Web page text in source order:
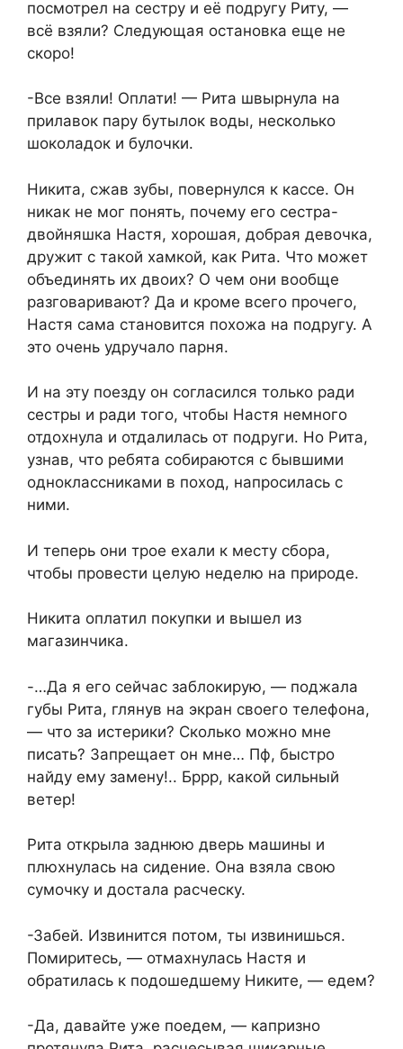
посмотрел на сестру и её подругу Риту, —
всё взяли? Следующая остановка еще не
скоро!
-Все взяли! Оплати! — Рита швырнула на
прилавок пару бутылок воды, несколько
шоколадок и булочки.
Никита, сжав зубы, повернулся к кассе. Он
никак не мог понять, почему его сестра-
двойняшка Настя, хорошая, добрая девочка,
дружит с такой хамкой, как Рита. Что может
объединять их двоих? О чем они вообще
разговаривают? Да и кроме всего прочего,
Настя сама становится похожа на подругу. А
это очень удручало парня.
И на эту поезду он согласился только ради
сестры и ради того, чтобы Настя немного
отдохнула и отдалилась от подруги. Но Рита,
узнав, что ребята собираются с бывшими
одноклассниками в поход, напросилась с
ними.
И теперь они трое ехали к месту сбора,
чтобы провести целую неделю на природе.
Никита оплатил покупки и вышел из
магазинчика.
-…Да я его сейчас заблокирую, — поджала
губы Рита, глянув на экран своего телефона,
— что за истерики? Сколько можно мне
писать? Запрещает он мне… Пф, быстро
найду ему замену!.. Бррр, какой сильный
ветер!
Рита открыла заднюю дверь машины и
плюхнулась на сидение. Она взяла свою
сумочку и достала расческу.
-Забей. Извинится потом, ты извинишься.
Помиритесь, — отмахнулась Настя и
обратилась к подошедшему Никите, — едем?
-Да, давайте уже поедем, — капризно